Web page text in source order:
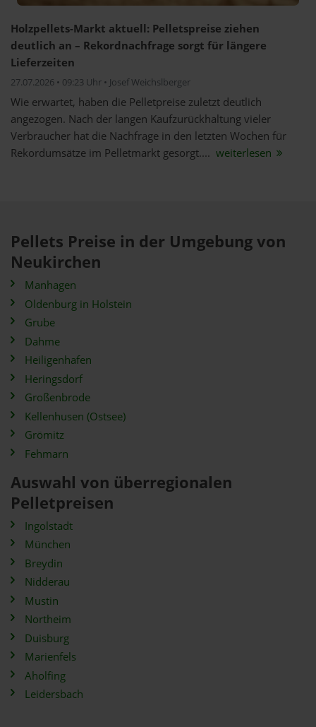
Holzpellets-Markt aktuell: Pelletspreise ziehen
deutlich an – Rekordnachfrage sorgt für längere
Lieferzeiten
27.07.2026 • 09:23 Uhr • Josef Weichslberger
Wie erwartet, haben die Pelletpreise zuletzt deutlich
angezogen. Nach der langen Kaufzurückhaltung vieler
Verbraucher hat die Nachfrage in den letzten Wochen für
Rekordumsätze im Pelletmarkt gesorgt.... weiterlesen
Pellets Preise in der Umgebung von
Neukirchen
Manhagen
Oldenburg in Holstein
Grube
Dahme
Heiligenhafen
Heringsdorf
Großenbrode
Kellenhusen (Ostsee)
Grömitz
Fehmarn
Auswahl von überregionalen
Pelletpreisen
Ingolstadt
München
Breydin
Nidderau
Mustin
Northeim
Duisburg
Marienfels
Aholfing
Leidersbach